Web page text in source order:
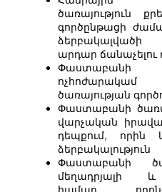
ծառայություն
գործընթացի
ձերբակալվածի
արդար ճանաչելու
Փաստաբանի
ոչհոժարակամ
ծառայության
Փաստաբանի
վարչական
դեպքում, որին
ձերբակալություն
Փաստաբանի
մեղադրյալի և